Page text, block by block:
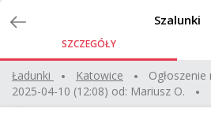
Zlecenia
Szalunki
SZCZEGÓŁY
Ładunki katowice Ogłoszenie
2025-04-10 (12:08) od: Mariusz O.
transport wentylatora
Piastów